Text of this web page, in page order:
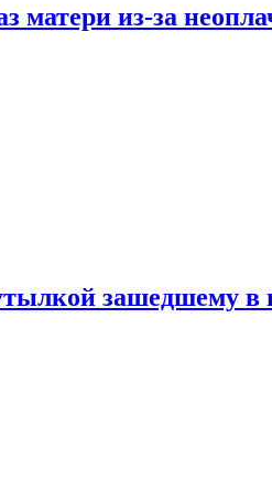
матери из-за
зашедшему